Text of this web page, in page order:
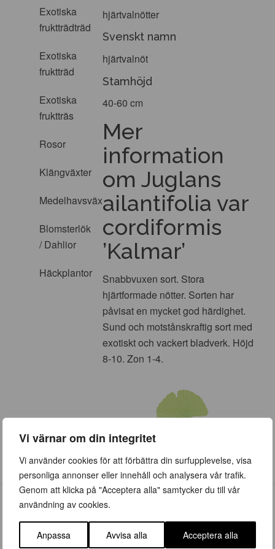
Vi värnar om din integritet
Vi använder cookies för att förbättra din surfupplevelse, visa
personliga annonser eller innehåll och analysera vår trafik.
Genom att klicka på "Acceptera alla" samtycker du till vår
användning av cookies.
Anpassa Avvisa alla Acceptera alla
Exotiska
fruktträdträd
Exotiska
fruktträd
Exotiska
fruktträs
Rosor
Klängväxter
Medelhavsväxter
Blomsterlök
/ Dahlior
Häckplantor
hjärtvalnötter
Svenskt namn
hjärtvalnöt
Stamhöjd
40-60 cm
Mer
information
om Juglans
ailantifolia var
cordiformis
’Kalmar’
Snabbvuxen sort. Stora
hjärtformade nötter. Sorten har
påvisat en mycket god härdighet.
Sund och motstånskraftig sort med
exotiskt och vackert bladverk. Höjd
8-10. Zon 1-4.